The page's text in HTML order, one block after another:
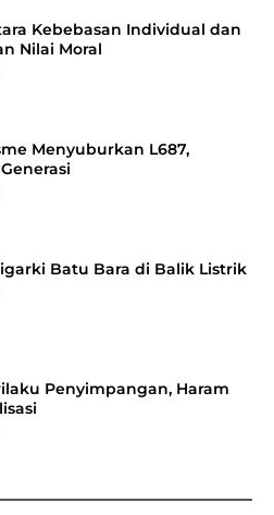
Kebebasan Individual dan
Nilai Moral
Menyuburkan L687,
Batu Bara di Balik Listrik
Penyimpangan, Haram